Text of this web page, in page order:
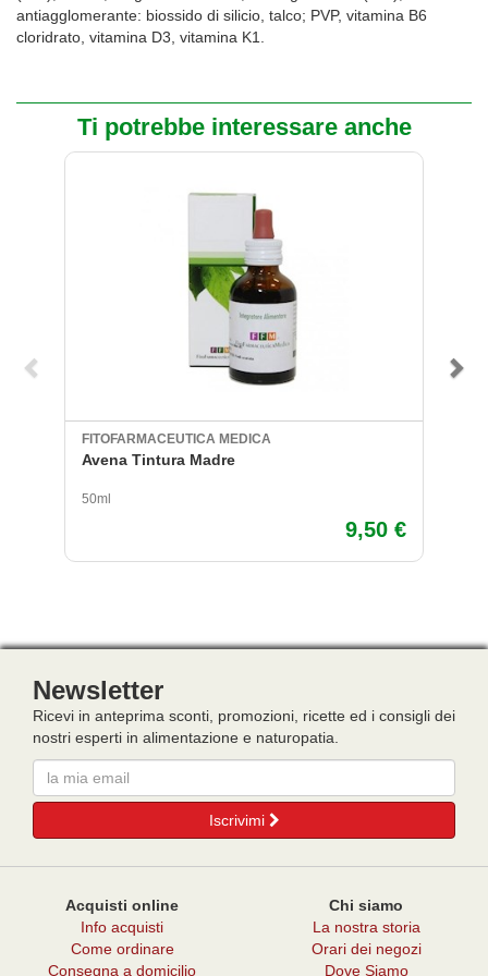
antiagglomerante: biossido di silicio, talco; PVP, vitamina B6
cloridrato, vitamina D3, vitamina K1.
Ti potrebbe interessare anche
FITOFARMACEUTICA MEDICA
Avena Tintura Madre
50ml
9,50 €
Newsletter
Ricevi in anteprima sconti, promozioni, ricette ed i consigli dei
nostri esperti in alimentazione e naturopatia.
Email
Iscrivimi
Acquisti online
Info acquisti
Come ordinare
Consegna a domicilio
Chi siamo
La nostra storia
Orari dei negozi
Dove Siamo